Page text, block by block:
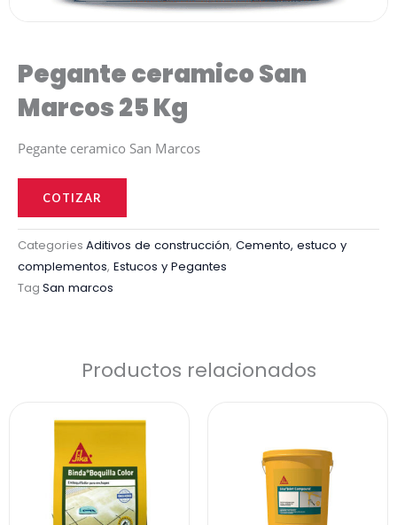
Pegante ceramico San
Marcos 25 Kg
Pegante ceramico San Marcos
ceramico
San
Marcos
25
Kg
COTIZAR
Categories Aditivos de construcción, Cemento, estuco y
complementos, Estucos y Pegantes
Tag San marcos
Productos relacionados